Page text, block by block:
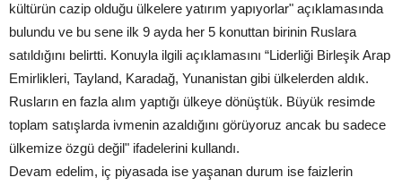
kültürün cazip olduğu ülkelere yatırım yapıyorlar" açıklamasında
bulundu ve bu sene ilk 9 ayda her 5 konuttan birinin Ruslara
satıldığını belirtti. Konuyla ilgili açıklamasını “Liderliği Birleşik Arap
Emirlikleri, Tayland, Karadağ, Yunanistan gibi ülkelerden aldık.
Rusların en fazla alım yaptığı ülkeye dönüştük. Büyük resimde
toplam satışlarda ivmenin azaldığını görüyoruz ancak bu sadece
ülkemize özgü değil" ifadelerini kullandı.
Devam edelim, iç piyasada ise yaşanan durum ise faizlerin